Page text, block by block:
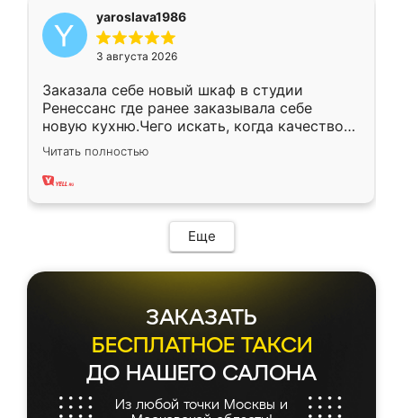
yaroslava1986
3 августа 2026
Заказала себе новый шкаф в студии
Ренессанс где ранее заказывала себе
новую кухню.Чего искать, когда качеством
вполне довольна. Служит кухня уже почти
два года, нареканий нет.
Читать полностью
Еще
ЗАКАЗАТЬ
БЕСПЛАТНОЕ ТАКСИ
ДО НАШЕГО САЛОНА
Из любой точки Москвы и